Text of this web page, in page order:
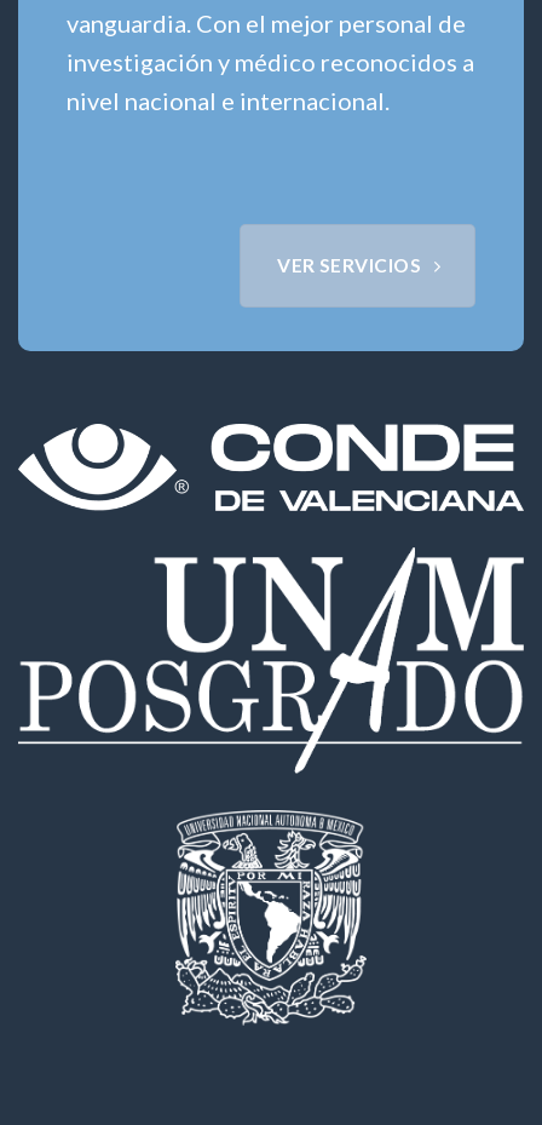
vanguardia. Con el mejor personal de
investigación y médico reconocidos a
nivel nacional e internacional.
VER SERVICIOS